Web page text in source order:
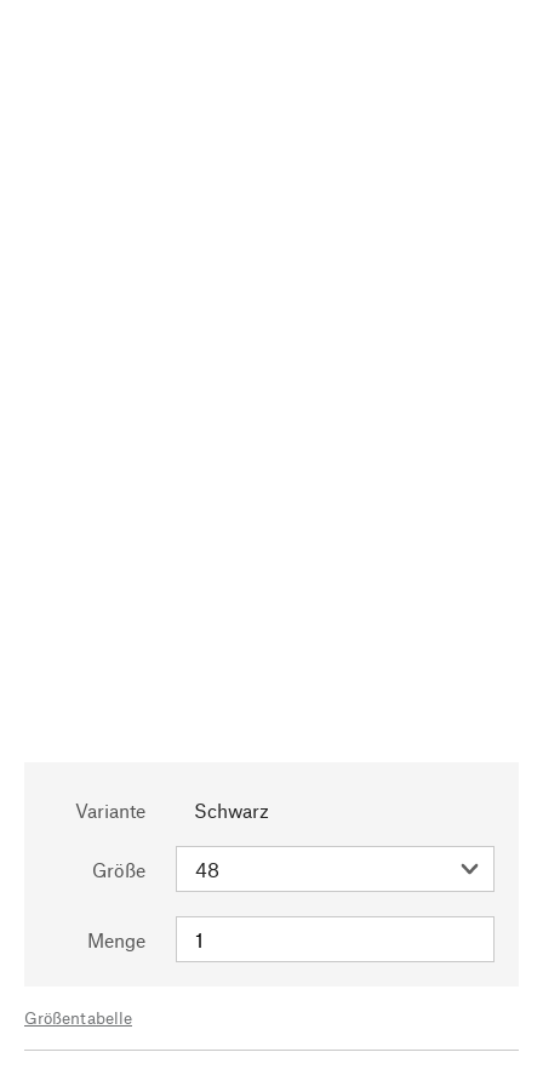
Variante Schwarz
Größe
Menge
Größentabelle